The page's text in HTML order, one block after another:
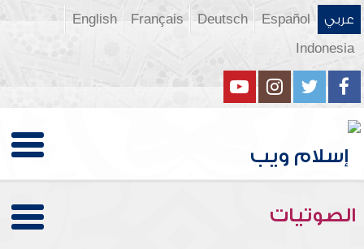
عربي Español
Deutsch
Français
English
Indonesia
الصوتيات